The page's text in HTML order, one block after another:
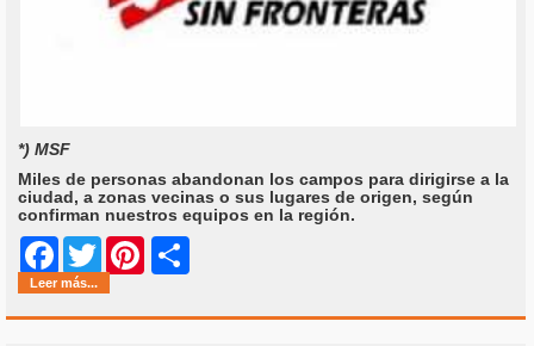
*) MSF
Miles de personas abandonan los campos para dirigirse a la
ciudad, a zonas vecinas o sus lugares de origen, según
confirman nuestros equipos en la región.
Facebook
Twitter Pinterest
Leer más...